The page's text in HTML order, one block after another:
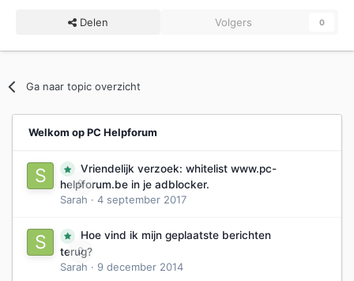
Delen Volgers 0
Ga naar topic overzicht
Welkom op PC Helpforum
0
Vriendelijk verzoek: whitelist www.pc-
helpforum.be in je adblocker.
Sarah · 4 september 2017
0
Hoe vind ik mijn geplaatste berichten
terug?
Sarah · 9 december 2014